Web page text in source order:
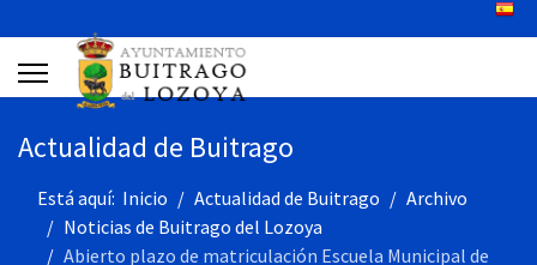
Actualidad de Buitrago
Está aquí: Inicio Actualidad de Buitrago
Archivo
Noticias de Buitrago del Lozoya
Abierto plazo de matriculación Escuela Municipal de